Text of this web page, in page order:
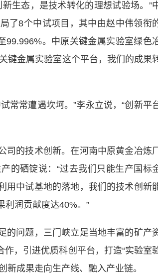
生态，是技术转化的理想试验场。”
了8个中试项目，其中由赵中伟领衔
99.996%。中原关键金属实验室绿色
键金属实验室这个平台，我们的成果
常遭遇坎坷。”李永立说，“创新平
的技术创新。在河南中原黄金冶炼厂
的硒锭说：“过去我们只能生产国标
用中试基地的落地，我们的技术创新
利润贡献度达40%。”
问题，三门峡立足当地丰富的矿产
，引进优质科创平台，打造“实验室
成果走向生产线、融入产业链。